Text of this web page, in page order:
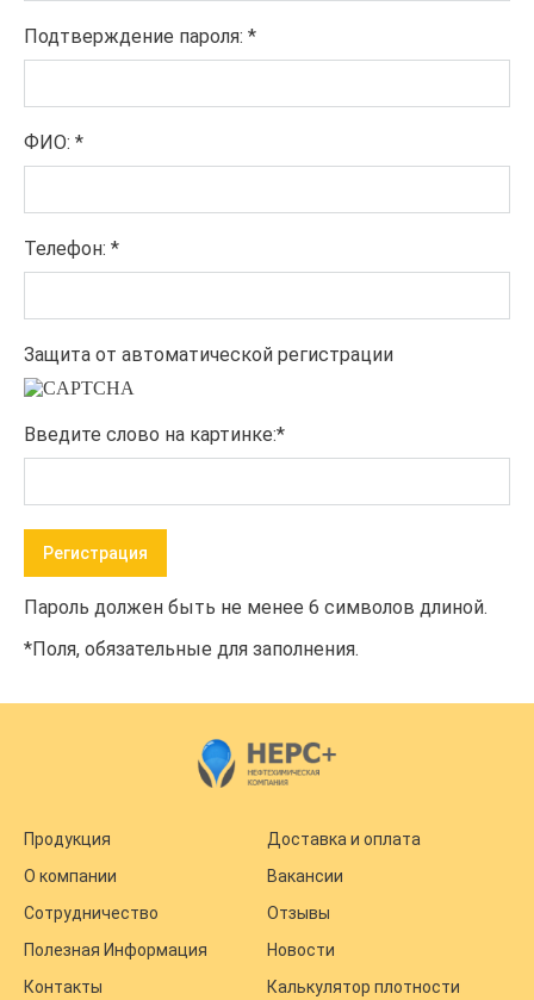
Подтверждение пароля: *
ФИО: *
Телефон: *
Защита от автоматической регистрации
Введите слово на картинке:*
Пароль должен быть не менее 6 символов длиной.
*Поля, обязательные для заполнения.
Продукция
Доставка и оплата
О компании
Вакансии
Сотрудничество
Отзывы
Полезная Информация
Новости
Контакты
Калькулятор плотности